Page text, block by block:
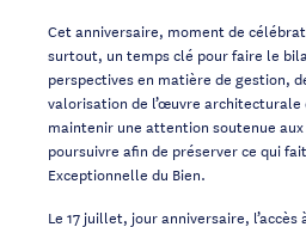
Cet anniversaire, moment de
surtout, un temps clé pour faire le
perspectives en matière de gestion,
valorisation de l’œuvre architecturale
maintenir une attention soutenue
poursuivre afin de préserver ce qui
Exceptionnelle du Bien.
Le 17 juillet, jour anniversaire, l’accès